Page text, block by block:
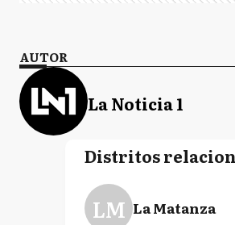
AUTOR
La Noticia 1
Distritos
LM La Matanza